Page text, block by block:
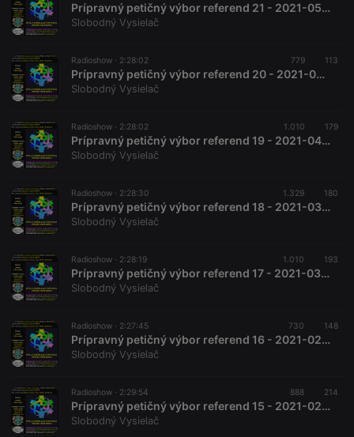
Prípravný petičný výbor referend 21 - 2021-05-01 Ľud vs. strany a referendum 7.
Slobodný Vysielač
Radioshow · 2:28:02 779 113
Prípravný petičný výbor referend 20 - 2021-04-17 Ľud vs. strany a referendum 6.
Slobodný Vysielač
Radioshow · 2:28:02 1.010 179
Prípravný petičný výbor referend 19 - 2021-04-04 Ľud vs. strany a referendum 5.
Slobodný Vysielač
Radioshow · 2:28:30 1.329 180
Prípravný petičný výbor referend 18 - 2021-03-20 Ľud vs. strany a referendum 4
Slobodný Vysielač
Radioshow · 2:28:19 1.010 193
Prípravný petičný výbor referend 17 - 2021-03-06 Ľud vs. strany a referendum 3.
Slobodný Vysielač
Radioshow · 2:27:45 730 148
Prípravný petičný výbor referend 16 - 2021-02-20 Ľud vs. strany a referendum 2.
Slobodný Vysielač
Radioshow · 2:29:54 888 214
Prípravný petičný výbor referend 15 - 2021-02-06 Ľud vs. strany a referendum
Slobodný Vysielač